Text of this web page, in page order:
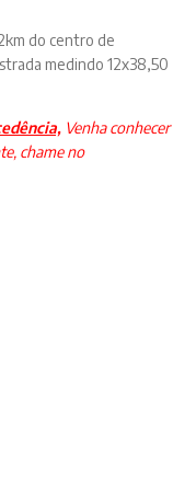
do centro de
medindo 12x38,50
Venha conhecer
chame no